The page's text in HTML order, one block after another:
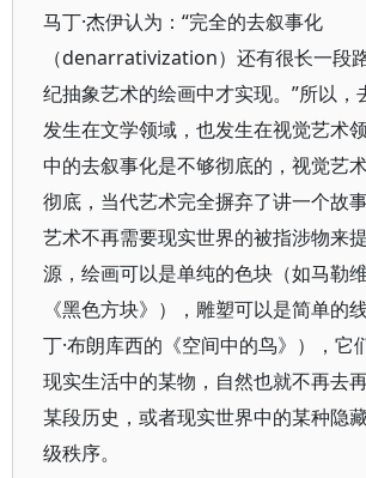
马丁·杰伊认为：“完全的去叙事化
（denarrativization）还有很长一段
纪抽象艺术的绘画中才实现。”所以，
发生在文学领域，也发生在视觉艺术
中的去叙事化是不够彻底的，视觉艺
彻底，当代艺术完全摒弃了讲一个故
艺术不再需要现实世界的被指涉物来
源，绘画可以是单纯的色块（如马勒
《黑色方块》），雕塑可以是简单的
丁·布朗库西的《空间中的鸟》），它
现实生活中的某物，自然也就不再去再
某段历史，或者现实世界中的某种隐
级秩序。